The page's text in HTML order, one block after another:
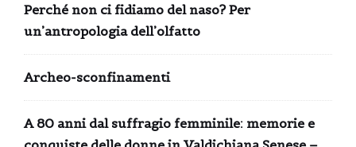
Perché non ci fidiamo del naso? Per
un’antropologia dell’olfatto
Archeo-sconfinamenti
A 80 anni dal suffragio femminile: memorie e